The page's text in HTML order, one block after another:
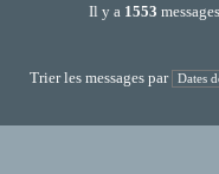
Il y a 1553
Trier les messages par